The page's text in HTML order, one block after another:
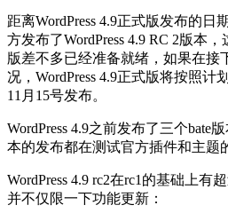
距离WordPress 4.9正式版发布的日
方发布了WordPress 4.9 RC 2版本，
版差不多已经准备就绪，如果在接
况，WordPress 4.9正式版将按照计
11月15号发布。
WordPress 4.9之前发布了三个bate
本的发布都在测试官方插件和主题
WordPress 4.9 rc2在rc1的基础上有
并不仅限一下功能更新：